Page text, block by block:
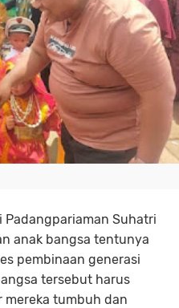
Padangpariaman Suhatri
anak bangsa tentunya
pembinaan generasi
tersebut harus
mereka tumbuh dan